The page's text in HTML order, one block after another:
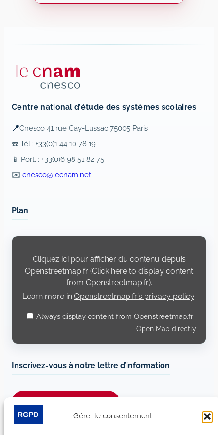
Gérer le consentement
Centre national d’étude des systèmes scolaires
📍Cnesco 41 rue Gay-Lussac 75005 Paris
☎️ Tél : +33(0)1 44 10 78 19
📱 Port. : +33(0)6 98 51 82 75
✉️ cnesco@lecnam.net
Plan
Display
Openstreetmap.fr
Cliquez ici pour afficher du contenu depuis
Openstreetmap.fr (Click here to display content
from Openstreetmap.fr).
Learn more in Openstreetmap.fr’s privacy policy.
Always display content from Openstreetmap.fr
Open Map directly
Inscrivez-vous à notre lettre d’information